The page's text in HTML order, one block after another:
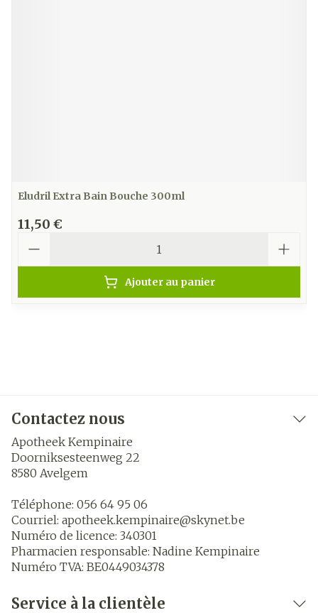
Eludril Extra Bain Bouche 300ml
11,50 €
Ajouter au panier
Contactez nous
Apotheek Kempinaire
Doorniksesteenweg 22
8580 Avelgem
Téléphone: 056 64 95 06
Courriel: apotheek.kempinaire@skynet.be
Numéro de licence: 340301
Pharmacien responsable: Nadine Kempinaire
Numéro TVA: BE0449034378
Service à la clientèle